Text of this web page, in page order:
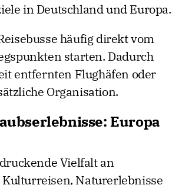
in Deutschland und Europa.
häufig direkt vom
starten. Dadurch
entfernten Flughäfen oder
Organisation.
Europa
Vielfalt an
Naturerlebnisse